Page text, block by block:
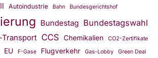
Autoindustrie Bahn Bundesgerichtshof
Bundestag Bundestagswahl
Transport CCS Chemikalien CO2-Zertifikate
EU F-Gase Flugverkehr Gas-Lobby Green Deal